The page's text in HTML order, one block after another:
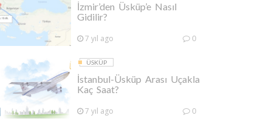
İzmir’den Üsküp’e Nasıl
Gidilir?
7 yıl ago 0
ÜSKÜP
İstanbul-Üsküp Arası Uçakla
Kaç Saat?
7 yıl ago 0